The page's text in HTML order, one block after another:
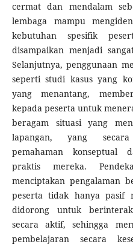
cermat dan mendalam
lembaga mampu
kebutuhan spesifik
disampaikan menjadi
Selanjutnya, penggunaan
seperti studi kasus yang
yang menantang,
kepada peserta untuk
beragam situasi yang
lapangan, yang
pemahaman konseptual
praktis mereka.
menciptakan pengalaman
peserta tidak hanya pasif
didorong untuk
secara aktif, sehingga
pembelajaran secara